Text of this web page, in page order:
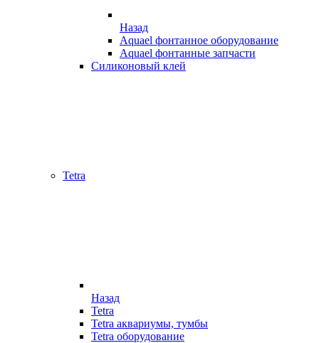
Назад
Aquael фонтанное оборудование
Aquael фонтанные запчасти
Силиконовый клей
Tetra
Назад
Tetra
Tetra аквариумы, тумбы
Tetra оборудование